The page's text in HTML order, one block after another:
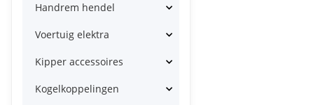
Handrem hendel
Voertuig elektra
Kipper accessoires
Kogelkoppelingen